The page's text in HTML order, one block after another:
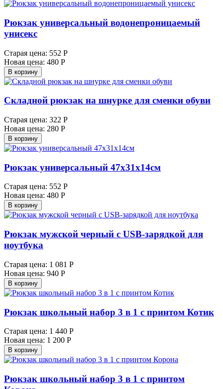
Рюкзак универсальный водонепроницаемый
унисекс
Старая цена: 552 Р
Новая цена: 480 Р
В корзину
Складной рюкзак на шнурке для сменки обуви
Старая цена: 322 Р
Новая цена: 280 Р
В корзину
Рюкзак универсальный 47х31х14см
Старая цена: 552 Р
Новая цена: 480 Р
В корзину
Рюкзак мужской черный с USB-зарядкой для
ноутбука
Старая цена: 1 081 Р
Новая цена: 940 Р
В корзину
Рюкзак школьный набор 3 в 1 с принтом Котик
Старая цена: 1 440 Р
Новая цена: 1 200 Р
В корзину
Рюкзак школьный набор 3 в 1 с принтом